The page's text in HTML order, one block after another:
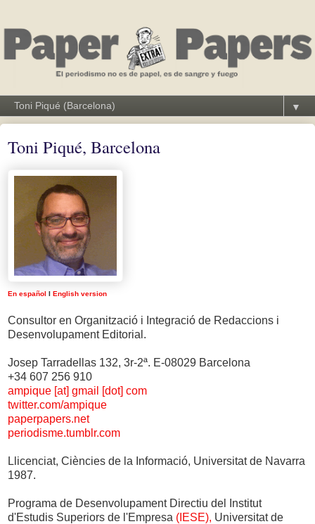
▼
Toni Piqué, Barcelona
En español I English version
Consultor en Organització i Integració de Redaccions i
Desenvolupament Editorial.
Josep Tarradellas 132, 3r-2ª. E-08029 Barcelona
+34 607 256 910
ampique [at] gmail [dot] com
twitter.com/ampique
paperpapers.net
periodisme.tumblr.com
Llicenciat, Ciències de la Informació, Universitat de Navarra
1987.
Programa de Desenvolupament Directiu del Institut
d'Estudis Superiors de l'Empresa (IESE), Universitat de